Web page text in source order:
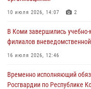
В Койгородском районе
31 июля 2026, 10:55
Временно исполняющий
31 июля 2026, 06:57 8
10 июля 2026, 14:07 2
В Коми завершились
филиалов
16 июля 2026, 12:46
Временно исполняющий
Росгвардии по Республике